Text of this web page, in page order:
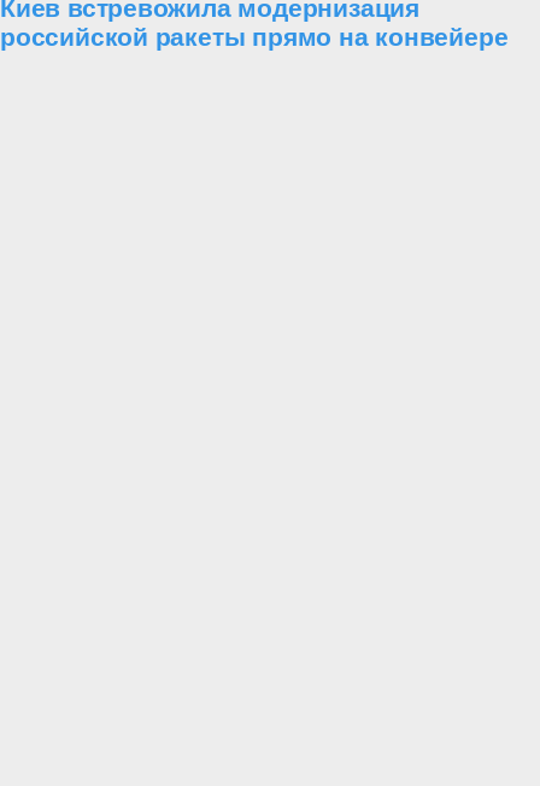
Киев встревожила модернизация
российской ракеты прямо на конвейере